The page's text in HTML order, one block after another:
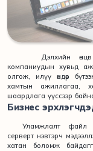
Дэлхийн өнцөг
компаниудын хувьд
олгож, илүү өндөр
хамтын ажиллагаа,
шаардлага үүсcээр
Бизнес
Уламжлалт файл
серверт нэвтэрч
хатан боломж